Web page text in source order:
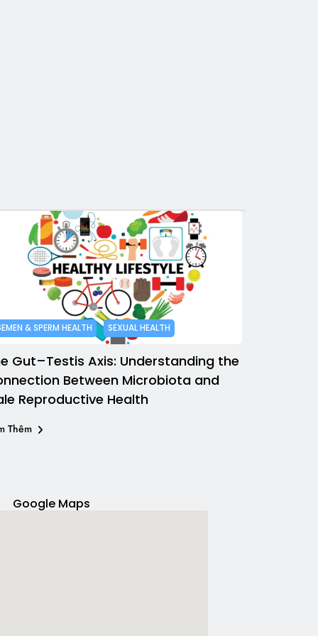
& SPERM HEALTH SEXUAL HEALTH
Gut–Testis Axis: Understanding the
Between Microbiota and
Reproductive Health
Thêm
Google Maps